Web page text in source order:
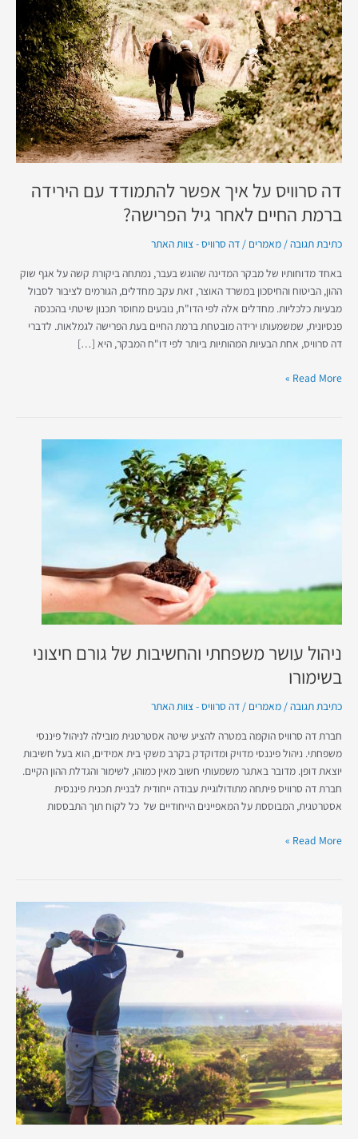
דה סרוויס על איך אפשר להתמודד עם הירידה
ברמת החיים לאחר גיל הפרישה?
כתיבת תגובה/ מאמרים / דה סרוויס - צוות האתר
באחד מדוחותיו של מבקר המדינה שהוגש בעבר, נמתחה ביקורת קשה על אגף שוק
ההון, הביטוח והחיסכון במשרד האוצר, זאת עקב מחדלים, הגורמים לציבור לסבול
מבעיות כלכליות. מחדלים אלה לפי הדו"ח, נובעים מחוסר תכנון שיטתי בהכנסה
פנסיונית, שמשמעותו ירידה מובטחת ברמת החיים בעת הפרישה לגמלאות. לדברי
דה סרוויס, אחת הבעיות המהותיות ביותר לפי דו"ח המבקר, היא […]
איך
אפשר
להתמודד
עם
הירידה
ברמת
החיים
לאחר
גיל
הפרישה?
Read More »
ניהול עושר משפחתי והחשיבות של גורם חיצוני
בשימורו
כתיבת תגובה/ מאמרים / דה סרוויס - צוות האתר
חברת דה סרוויס הוקמה במטרה להציע שיטה אסטרטגית מובילה לניהול פיננסי
משפחתי. ניהול פיננסי מדויק ומדוקדק בקרב משקי בית אמידים, הוא בעל חשיבות
יוצאת דופן. מדובר באתגר משמעותי חשוב מאין כמוהו, לשימור והגדלת ההון הקיים.
חברת דה סרוויס פיתחה מתודולוגיית עבודה ייחודית לבניית תכנית פיננסית
אסטרטגית, המבוססת על המאפיינים הייחודיים של כל לקוח תוך התבססות
Read More »
יציבה
לפנסיה